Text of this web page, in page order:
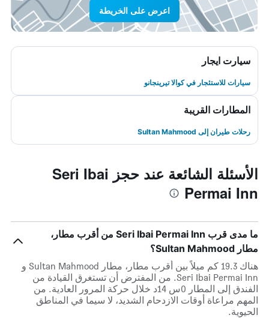
اعرض على الخريطة
سيارت ايجار
سيارات للاستئجار في كوالا تيرينجانو
المطارات القريبة
رحلات طيران إلى Sultan Mahmood
الأسئلة الشائعة عند حجز Seri Ibai
Permai Inn
ما مدى قرب Seri Ibai Permai Inn من أقرب مطار،
مطار Sultan Mahmood؟
هناك 19.3 كم ميلاً بين أقرب مطار، مطار Sultan Mahmood و
Seri Ibai Permai Inn. من المفترض أن تستغرق القيادة من
الفندق إلى المطار 0س 14د خلال حركة المرور العادية. من
المهم مراعاة أوقات الازدحام الشديد، لا سيما في المناطق
الحيوية.